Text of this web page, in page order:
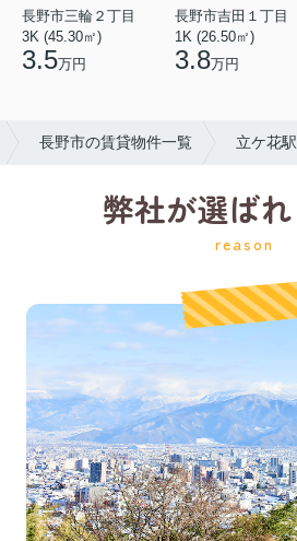
長野市三輪２丁目
3K (45.30㎡)
3.5万円
長野市吉田１丁目
1K (26.50㎡)
3.8万円
長野市の賃貸物件一覧 立ケ花駅
弊社が選ば
reason